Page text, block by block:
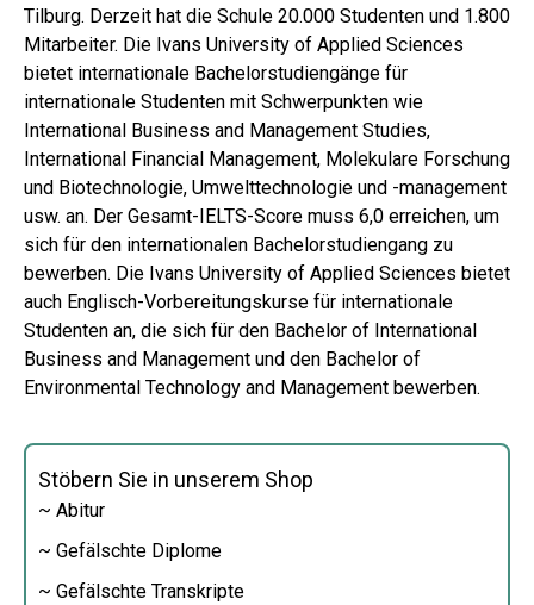
Stöbern Sie in unserem Shop
~ Abitur
~ Gefälschte Diplome
~ Gefälschte Transkripte
Tilburg. Derzeit hat die Schule 20.000 Studenten und 1.800
Mitarbeiter. Die Ivans University of Applied Sciences
bietet internationale Bachelorstudiengänge für
internationale Studenten mit Schwerpunkten wie
International Business and Management Studies,
International Financial Management, Molekulare Forschung
und Biotechnologie, Umwelttechnologie und -management
usw. an. Der Gesamt-IELTS-Score muss 6,0 erreichen, um
sich für den internationalen Bachelorstudiengang zu
bewerben. Die Ivans University of Applied Sciences bietet
auch Englisch-Vorbereitungskurse für internationale
Studenten an, die sich für den Bachelor of International
Business and Management und den Bachelor of
Environmental Technology and Management bewerben.